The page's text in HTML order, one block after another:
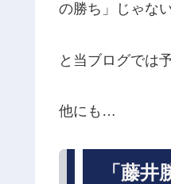
の勝ち」じゃな
と当ブログでは
他にも…
「藤